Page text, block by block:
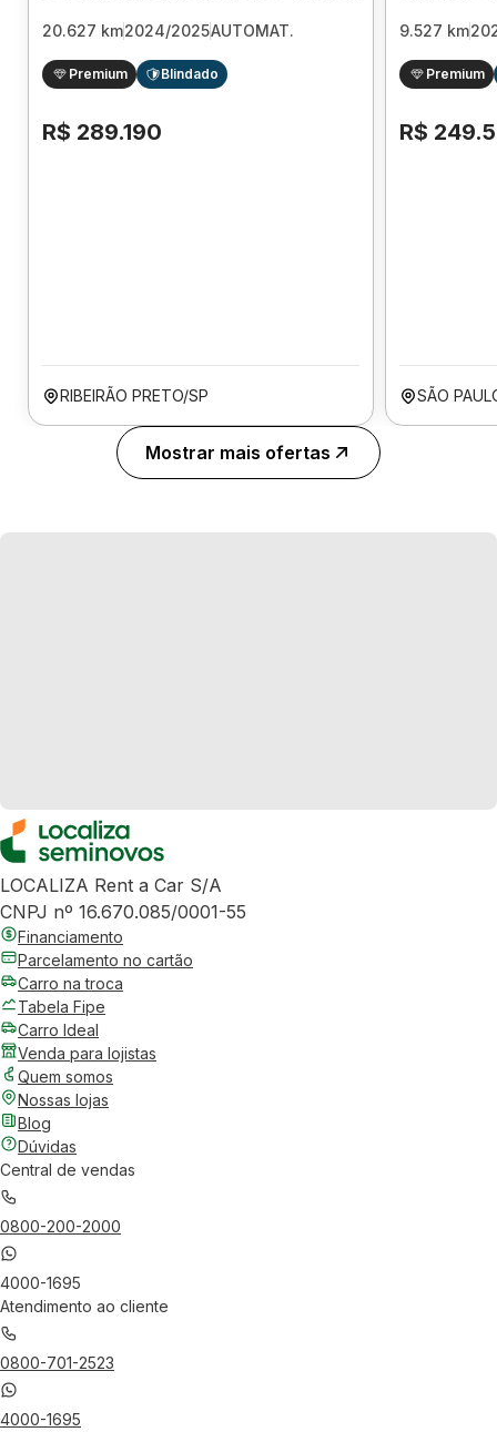
20.627 km2024/2025AUTOMAT.
Premium Blindado
R$ 289.190
RIBEIRÃO PRETO/SP
9.527 km
Premium
R$
SÃO
Mostrar mais ofertas
LOCALIZA Rent a Car S/A
CNPJ nº 16.670.085/0001-55
Financiamento
Parcelamento no cartão
Carro na troca
Tabela Fipe
Carro Ideal
Venda para lojistas
Quem somos
Nossas lojas
Blog
Dúvidas
Central de vendas
0800-200-2000
4000-1695
Atendimento ao cliente
0800-701-2523
4000-1695